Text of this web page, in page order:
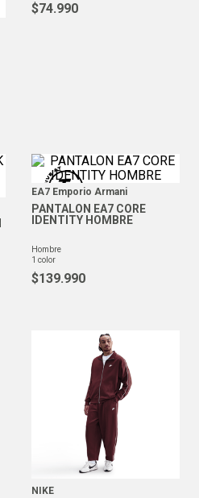
$74.990
EA7 Emporio Armani
PANTALON EA7 CORE
IDENTITY HOMBRE
hombre
1 color
$139.990
NIKE